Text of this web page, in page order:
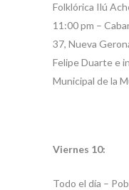
Folklórica Ilú
11:00 pm –
37, Nueva
Felipe Duarte e
Municipal de la
Viernes 10:
Todo el día –